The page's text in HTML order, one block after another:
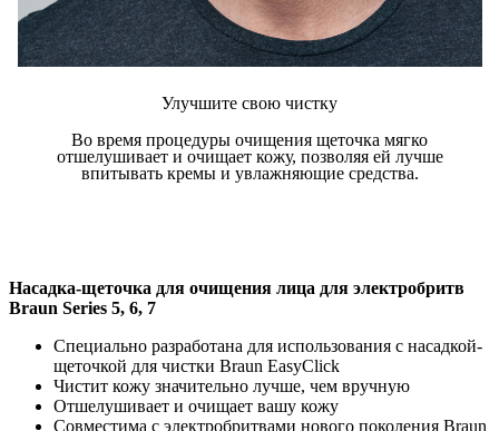
Улучшите свою чистку
Во время процедуры очищения щеточка мягко
отшелушивает и очищает кожу, позволяя ей лучше
впитывать кремы и увлажняющие средства.
Насадка-щеточка для очищения лица для электробритв
Braun Series 5, 6, 7
Специально разработана для использования с насадкой-
щеточкой для чистки Braun EasyClick
Чистит кожу значительно лучше, чем вручную
Отшелушивает и очищает вашу кожу
Совместима с электробритвами нового поколения Braun